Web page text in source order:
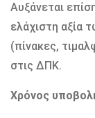
Αυξάνεται
ελάχιστη αξία
(πίνακες,
στις ΔΠΚ.
Χρόνος